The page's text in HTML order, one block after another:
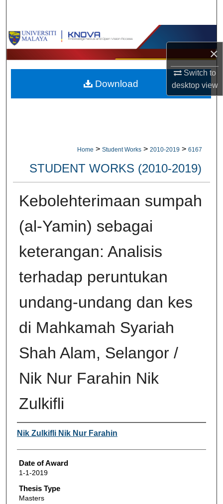
×
Switch to
desktopview
Browse Collections
My Account
About
Home > Student Works > 2010-2019 > 6167
STUDENT WORKS (2010-2019)
Kebolehterimaan sumpah
(al-Yamin) sebagai
keterangan: Analisis
terhadap peruntukan
undang-undang dan kes
di Mahkamah Syariah
Shah Alam, Selangor /
Nik Nur Farahin Nik
Zulkifli
Author
Nik Zulkifli Nik Nur Farahin
Date of Award
1-1-2019
Thesis Type
Masters
Download